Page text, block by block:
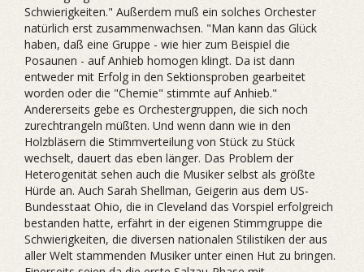
Schwierigkeiten." Außerdem muß ein solches Orchester
natürlich erst zusammenwachsen. "Man kann das Glück
haben, daß eine Gruppe - wie hier zum Beispiel die
Posaunen - auf Anhieb homogen klingt. Da ist dann
entweder mit Erfolg in den Sektionsproben gearbeitet
worden oder die "Chemie" stimmte auf Anhieb."
Andererseits gebe es Orchestergruppen, die sich noch
zurechtrangeln müßten. Und wenn dann wie in den
Holzbläsern die Stimmverteilung von Stück zu Stück
wechselt, dauert das eben länger. Das Problem der
Heterogenität sehen auch die Musiker selbst als größte
Hürde an. Auch Sarah Shellman, Geigerin aus dem US-
Bundesstaat Ohio, die in Cleveland das Vorspiel erfolgreich
bestanden hatte, erfährt in der eigenen Stimmgruppe die
Schwierigkeiten, die diversen nationalen Stilistiken der aus
aller Welt stammenden Musiker unter einen Hut zu bringen.